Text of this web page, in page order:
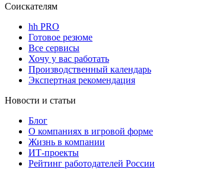
Соискателям
hh PRO
Готовое резюме
Все сервисы
Хочу у вас работать
Производственный календарь
Экспертная рекомендация
Новости и статьи
Блог
О компаниях в игровой форме
Жизнь в компании
ИТ-проекты
Рейтинг работодателей России